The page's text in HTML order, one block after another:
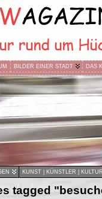
BILDER EINER STADT DAS
KUNST | KÜNSTLER | KULTUR
tagged